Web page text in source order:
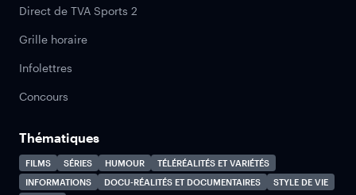
Direct de TVA Sports 2
Grille horaire
Infolettres
Concours
Thématiques
FILMS SÉRIES HUMOUR
TÉLÉRÉALITÉS ET VARIÉTÉS
INFORMATIONS
DOCU-RÉALITÉS ET DOCUMENTAIRES
STYLE DE VIE